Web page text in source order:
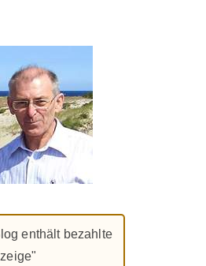
enthält bezahlte